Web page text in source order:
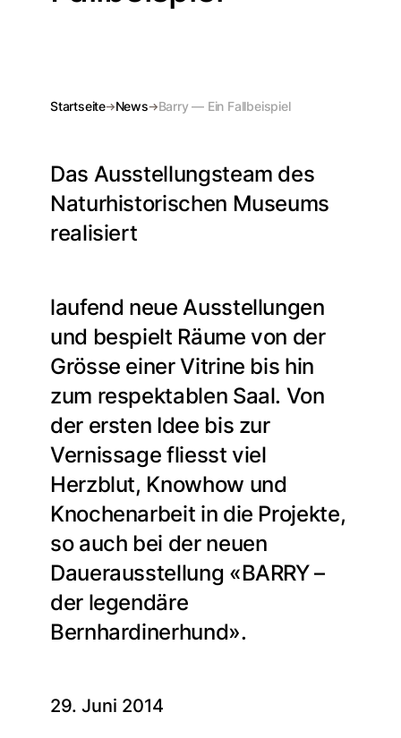
Startseite News Barry — Ein Fallbeispiel
Das Ausstellungsteam des
Naturhistorischen Museums
realisiert
laufend neue Ausstellungen
und bespielt Räume von der
Grösse einer Vitrine bis hin
zum respektablen Saal. Von
der ersten Idee bis zur
Vernissage fliesst viel
Herzblut, Knowhow und
Knochenarbeit in die Projekte,
so auch bei der neuen
Dauerausstellung «BARRY –
der legendäre
Bernhardinerhund».
29. Juni 2014